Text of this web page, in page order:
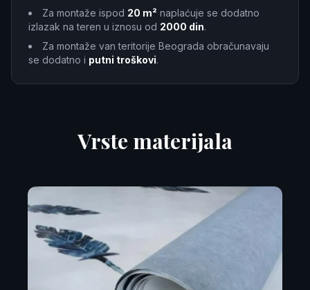
Za montaže ispod 20 m² naplaćuje se dodatno
izlazak na teren u iznosu od 2000 din.
Za montaže van teritorije Beograda obračunavaju
se dodatno i putni troškovi.
Vrste materijala